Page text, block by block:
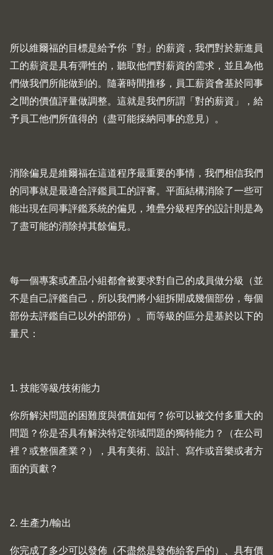
所以維爾福的目標是給予你「對」的薪資，我們對於新進員
工的薪資是具有彈性的，聽取他們對薪資的需求，並且為他
們做我們所能做到的。隨著時間推移，員工薪資會基於同事
之間的價值評量做調整。這就是我們所謂「對的薪資」，給
予員工他們所值得的（盡可能採納同事的意見）。
消除偏見是維爾福在這道程序最重要的事情，我們相信我們
的同事就是最適合評鑑員工的評審。平面結構消除了一些可
能出現在同事評鑑系統的偏見，堆疊分級程序的設計則是為
了盡可能的消除掉其餘偏見。
每一個專案或產品小組都會被要求對自己的成員做分級（並
不是自己評鑑自己，所以我們將小組拆開成幾個部份，每個
部份去評鑑自己以外的部份）。而等級的區分是基於以下的
量尺：
1. 技能等級/技術能力
你所解決問題的困難度與價值如何？你可以被交付多重大的
問題？你是否具有解決特定領域問題的獨特能力？（在公司
裡？或整個產業？），具有美術、設計、寫作或音樂或者方
面的貢獻？
2. 生產力/輸出
你完成了多少可以發佈（不盡然是發佈給客戶的）、具有價